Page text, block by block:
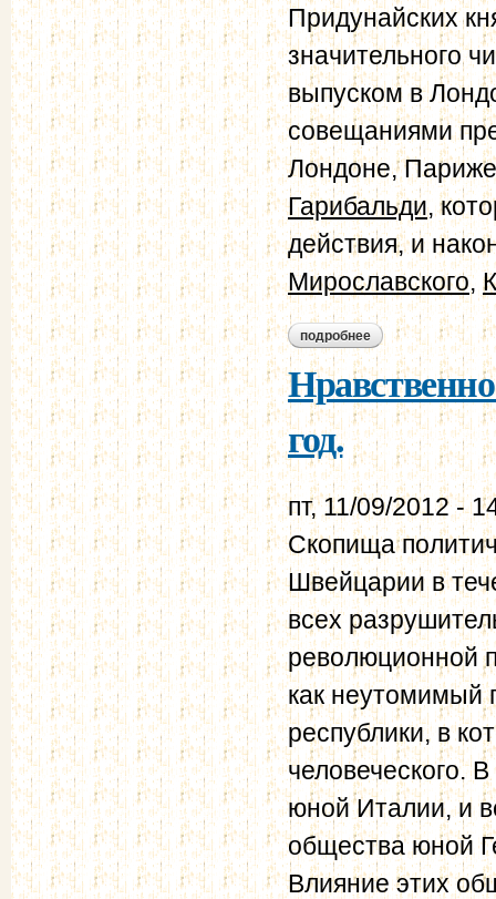
Придунайских
значительного
выпуском в
совещаниями
Лондоне, Париже
Гарибальди,
действия, и
Мирославского,
подробнее о нравственно-
год.
пт, 11/09/2012 -
Скопища
Швейцарии в
всех
революционной
как неутомимый
республики, в
человеческого.
юной Италии, и
общества юной
Влияние этих